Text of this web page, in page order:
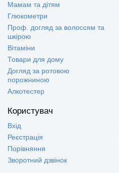
Мамам та дітям
Глюкометри
Проф. догляд за волоссям та
шкірою
Вітаміни
Товари для дому
Догляд за ротовою
порожниною
Алкотестер
Користувач
Вхід
Реєстрація
Порівняння
Зворотний дзвінок